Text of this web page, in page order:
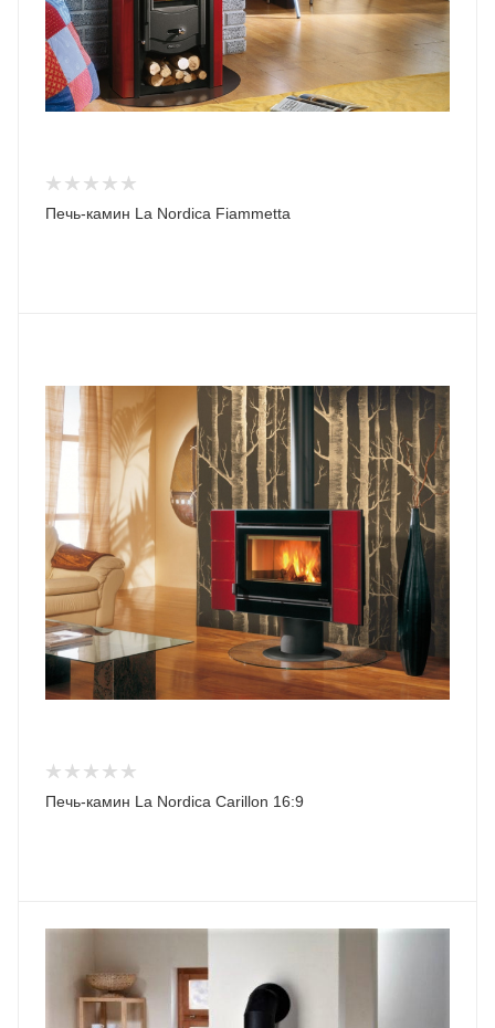
Печь-камин La Nordica Fiammetta
Печь-камин La Nordica Carillon 16:9